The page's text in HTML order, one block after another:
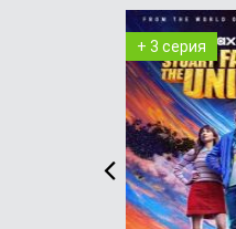
+ 3 серия